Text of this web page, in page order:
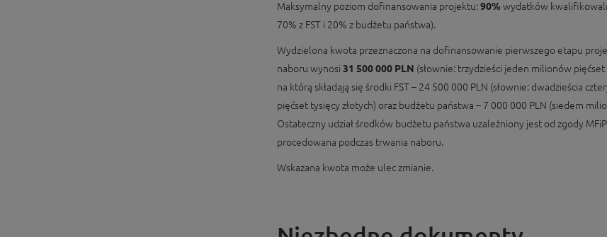
Maksymalny poziom dofinansowania projektu:90%wydatków
70% z FST i 20% z budżetu państwa).
Wydzielona kwota przeznaczona na dofinansowanie pierwszego etapu
naboru wynosi 31 500 000 PLN (słownie: trzydzieści jeden milionów pięćset
na którą składają się środki FST – 24 500 000 PLN (słownie: dwadzieścia
pięćset tysięcy złotych) oraz budżetu państwa – 7 000 000 PLN (siedem
Ostateczny udział środków budżetu państwa uzależniony jest od zgody
procedowana podczas trwania naboru.
Wskazana kwota może ulec zmianie.